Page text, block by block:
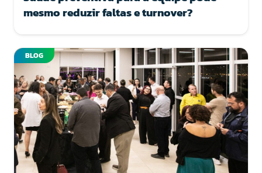
mesmo reduzir faltas e turnover?
BLOG